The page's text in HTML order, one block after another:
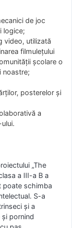
de joc
logice;
video, utilizată
filmulețului
școlare o
noastre;
posterelor și
a
„The
a III-a B a
poate schimba
S-a
și a
pornind